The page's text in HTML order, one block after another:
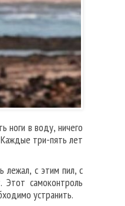
ноги в воду, ничего
три-пять лет
лежал, с этим пил, с
самоконтроль
устранить.